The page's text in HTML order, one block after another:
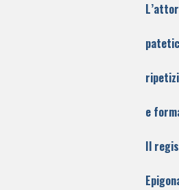
e
Il